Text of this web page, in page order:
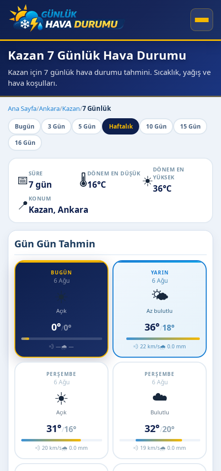
Kazan 7 Günlük Hava Durumu
Kazan için 7 günlük hava durumu tahmini. Sıcaklık, yağış ve
hava koşulları.
Ana Sayfa/Ankara/Kazan/7 Günlük
Bugün 3 Gün 5 Gün Haftalık 10 Gün
15 Gün
16 Gün
📅 SÜRE
7 gün 🌡️DÖNEM EN DÜŞÜK
16°C ☀️
DÖNEM EN
YÜKSEK
36°C
📍 KONUM
Kazan, Ankara
Gün Gün Tahmin
BUGÜN
6 Ağu
☀️
Açık
0°/0°
💨 —🌧 —
YARIN
6 Ağu
🌤️
Az bulutlu
36°/18°
💨 22 km/s🌧 0.0 mm
PERŞEMBE
6 Ağu
☀️
Açık
31°/16°
💨 20 km/s🌧 0.0 mm
PERŞEMBE
6 Ağu
☁️
Bulutlu
32°/20°
💨 19 km/s🌧 0.0 mm